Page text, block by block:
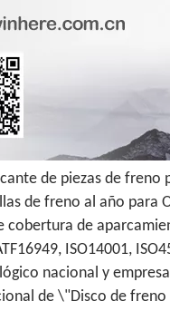
de piezas de
de freno al año para
cobertura de
ISO14001,
nacional y
de \"Disco de